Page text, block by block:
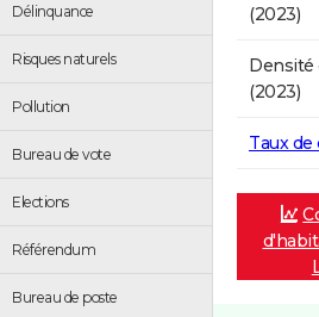
Délinquance
Risques naturels
Pollution
Bureau de vote
Elections
Référendum
Bureau de poste
(2023)
Densité
(2023)
Taux